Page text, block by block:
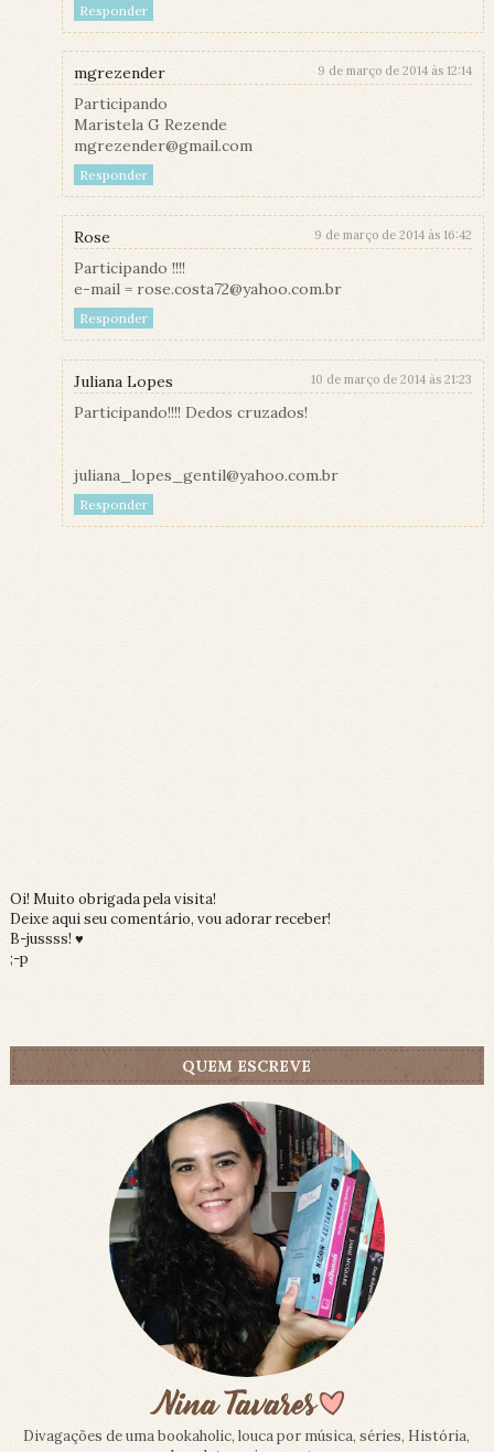
Responder
mgrezender 9 de março de 2014 às 12:14
Participando
Maristela G Rezende
mgrezender@gmail.com
Responder
Rose 9 de março de 2014 às 16:42
Participando !!!!
e-mail = rose.costa72@yahoo.com.br
Responder
Juliana Lopes 10 de março de 2014 às 21:23
Participando!!!! Dedos cruzados!
juliana_lopes_gentil@yahoo.com.br
Responder
Oi! Muito obrigada pela visita!
Deixe aqui seu comentário, vou adorar receber!
B-jussss! ♥
;-p
QUEM ESCREVE
Divagações de uma bookaholic, louca por música, séries, História,